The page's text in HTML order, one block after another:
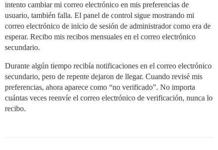
intento cambiar mi correo electrónico en mis preferencias de
usuario, también falla. El panel de control sigue mostrando mi
correo electrónico de inicio de sesión de administrador como era de
esperar. Recibo mis recibos mensuales en el correo electrónico
secundario.
Durante algún tiempo recibía notificaciones en el correo electrónico
secundario, pero de repente dejaron de llegar. Cuando revisé mis
preferencias, ahora aparece como “no verificado”. No importa
cuántas veces reenvíe el correo electrónico de verificación, nunca lo
recibo.